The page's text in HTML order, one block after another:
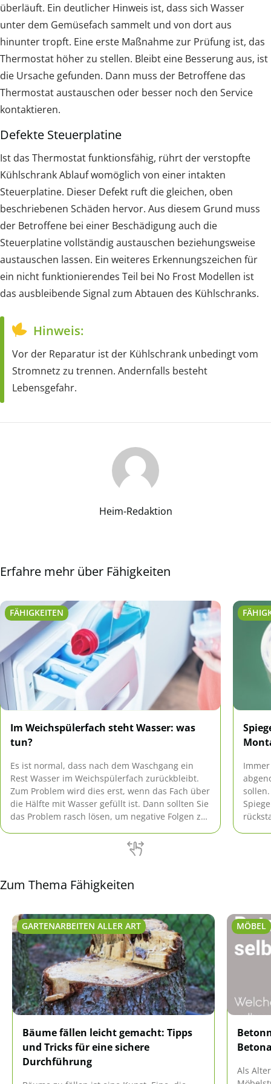
überläuft. Ein deutlicher Hinweis ist, dass sich Wasser
unter dem Gemüsefach sammelt und von dort aus
hinunter tropft. Eine erste Maßnahme zur Prüfung ist, das
Thermostat höher zu stellen. Bleibt eine Besserung aus, ist
die Ursache gefunden. Dann muss der Betroffene das
Thermostat austauschen oder besser noch den Service
kontaktieren.
Defekte Steuerplatine
Ist das Thermostat funktionsfähig, rührt der verstopfte
Kühlschrank Ablauf womöglich von einer intakten
Steuerplatine. Dieser Defekt ruft die gleichen, oben
beschriebenen Schäden hervor. Aus diesem Grund muss
der Betroffene bei einer Beschädigung auch die
Steuerplatine vollständig austauschen beziehungsweise
austauschen lassen. Ein weiteres Erkennungszeichen für
ein nicht funktionierendes Teil bei No Frost Modellen ist
das ausbleibende Signal zum Abtauen des Kühlschranks.
Hinweis:
Vor der Reparatur ist der Kühlschrank unbedingt vom
Stromnetz zu trennen. Andernfalls besteht
Lebensgefahr.
Heim-Redaktion
Erfahre mehr über Fähigkeiten
FÄHIGKEITEN
Im Weichspülerfach steht Wasser: was
tun?
Es ist normal, dass nach dem Waschgang ein
Rest Wasser im Weichspülerfach zurückbleibt.
Zum Problem wird dies erst, wenn das Fach über
die Hälfte mit Wasser gefüllt ist. Dann sollten Sie
das Problem rasch lösen, um negative Folgen zu
Zum Thema Fähigkeiten
GARTENARBEITEN ALLER ART
Bäume fällen leicht gemacht: Tipps
und Tricks für eine sichere
Durchführung
MÖBEL
Als